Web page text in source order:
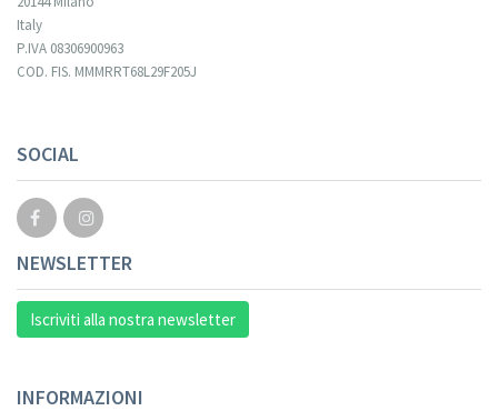
Italy
P.IVA 08306900963
COD. FIS. MMMRRT68L29F205J
SOCIAL
NEWSLETTER
Iscriviti alla nostra newsletter
INFORMAZIONI